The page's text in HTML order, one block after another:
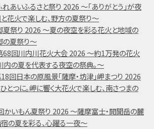
あいふるさと祭り 2026 ～「ありがとう」が夜
花火で楽しむ、野方の夏祭り～
祭り 2026 ～夏の夜空を彩る花火と地域の
の夏祭り～
68回川内川花火大会 2026 ～約1万発の花火
内の夏を代表する夜空の祭典。～
回日本の原風景「薩摩・坊津」岬まつり 2026
つに。岬に響く大花火で楽しむ、南さつまの
いもん夏祭り 2026 ～薩摩富士・開聞岳の麓
宿の夏を彩る、心躍る一夜～